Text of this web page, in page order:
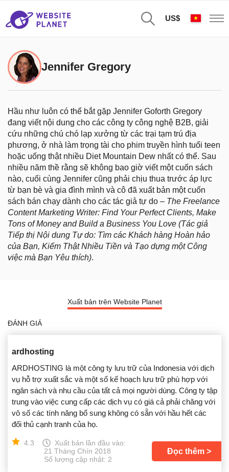
US$
Jennifer Gregory
Hầu như luôn có thể bắt gặp Jennifer Goforth Gregory
đang viết nội dung cho các công ty công nghệ B2B, giải
cứu những chú chó lạp xưởng từ các trại tạm trú địa
phương, ở nhà làm trọng tài cho phim truyền hình tuổi teen
hoặc uống thật nhiều Diet Mountain Dew nhất có thể. Sau
nhiều năm thề rằng sẽ không bao giờ viết một cuốn sách
nào, cuối cùng Jennifer cũng phải chịu thua trước áp lực
từ bạn bè và gia đình mình và cô đã xuất bản một cuốn
sách bán chạy dành cho các tác giả tự do – The Freelance
Content Marketing Writer: Find Your Perfect Clients, Make
Tons of Money and Build a Business You Love (Tác giả
Tiếp thị Nội dung Tự do: Tìm các Khách hàng Hoàn hảo
của Bạn, Kiếm Thật Nhiều Tiền và Tạo dựng một Công
việc mà Bạn Yêu thích).
Xuất bản trên Website Planet
ĐÁNH GIÁ
ardhosting
ARDHOSTING là một công ty lưu trữ của Indonesia với dịch
vụ hỗ trợ xuất sắc và một số kế hoạch lưu trữ phù hợp với
ngân sách và nhu cầu của tất cả mọi người dùng. Công ty tập
trung vào việc cung cấp các dịch vụ có giá cả phải chăng với
vô số các tính năng bổ sung không có sẵn với hầu hết các
đối thủ cạnh tranh của họ.
4.3
Xuất bản lần đầu vào:
21 Tháng Chín 2018
Số lượng cập nhật: 2
Đọc thêm